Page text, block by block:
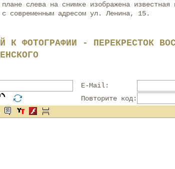
слева на снимке изображена известная
современным адресом ул. Ленина, 15.
К ФОТОГРАФИИ - ПЕРЕКРЕСТОК
E-Mail:
Повторите код: